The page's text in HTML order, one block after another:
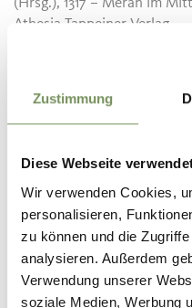
Zustimmung
Diese Webseite
Wir verwenden Cookies,
personalisieren,
zu können und die
analysieren. Außerdem
Verwendung unserer
soziale Medien, Werbung
(Hrsg.), 1317 – Meran im
Athesia-Tappeiner Verlag
Fahrplansuche: https://
Anfahrtsbeschreibung
Januar - Dezember
Kontakt
Tourismusverein